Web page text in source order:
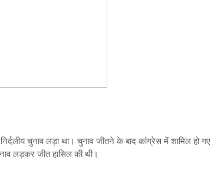
ने निर्दलीय चुनाव लड़ा था। चुनाव जीतने के बाद कांग्रेस में शामिल हो गए
लड़कर जीत हासिल की थी।